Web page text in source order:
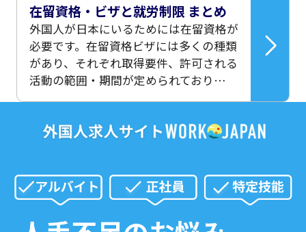
在留資格・ビザと就労制限 まとめ
外国人が日本にいるためには在留資格が
必要です。在留資格ビザには多くの種類
があり、それぞれ取得要件、許可される
活動の範囲・期間が定められており…